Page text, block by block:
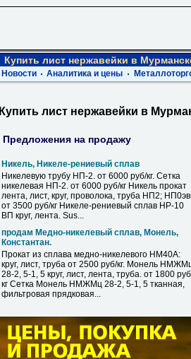
Купить лист нержавейки в
Новости Аналитика и цены
Купить лист нержавейки в
Предложения на продажу
Никель, Никеле-рениевый сплав
Никелевую трубу НП-2. от 6000 руб/кг. Сетка
никелевая НП-2. от 6000 руб/кг Никель прокат
лента, лист, круг, проволока, труба НП2;
от 3500 руб/кг Никеле-рениевый сплав НР-10
ВП круг, лента. Sus...
продам Медно-никелевый сплав, Монель,
Константан.
Прокат из сплава медно-никелевого НМ40А:
круг, лист, труба от 2500 руб/кг. Монель
28-2, 5-1, 5 круг, лист, лента, труба. от 1800
кг Сетка Монель НМЖМц 28-2, 5-1, 5 тканная,
фильтровая прядковая...